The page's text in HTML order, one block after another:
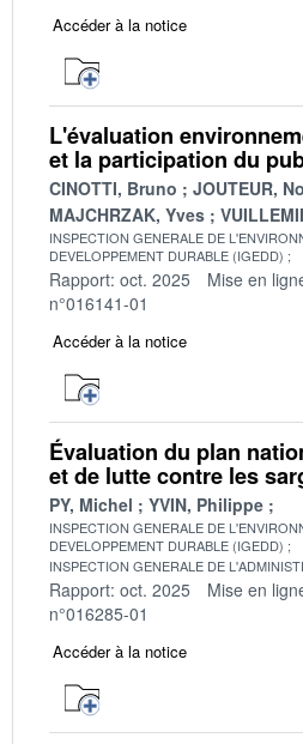
Accéder à la notice
L'évaluation
et la participation du
CINOTTI, Bruno
JOUTEUR,
MAJCHRZAK, Yves
INSPECTION GENERALE DE
DEVELOPPEMENT DURABLE (IGEDD)
Rapport: oct. 2025 Mise en
n°016141-01
Accéder à la notice
Évaluation du plan
et de lutte contre les
PY, Michel YVIN, Philippe
INSPECTION GENERALE DE
DEVELOPPEMENT DURABLE (IGEDD)
INSPECTION GENERALE DE
Rapport: oct. 2025 Mise en
n°016285-01
Accéder à la notice